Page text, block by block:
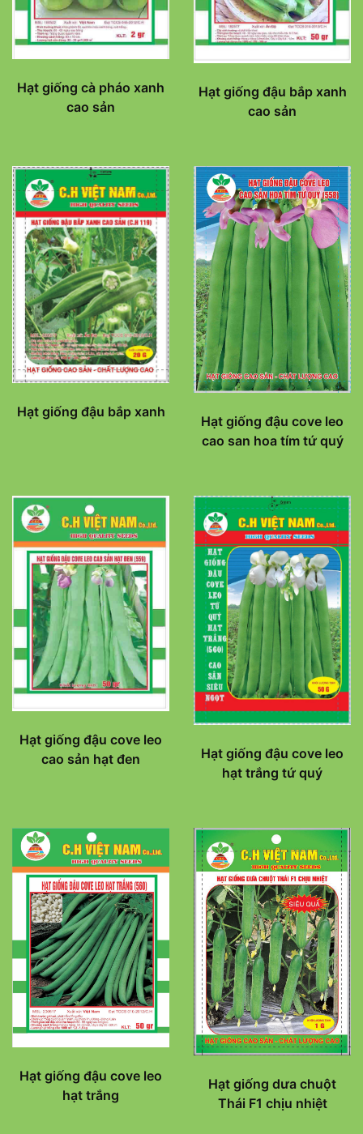
Hạt giống cà pháo xanh
cao sản
Hạt giống đậu bắp xanh
cao sản
Hạt giống đậu bắp xanh
Hạt giống đậu cove leo
cao san hoa tím tứ quý
Hạt giống đậu cove leo
cao sản hạt đen
Hạt giống đậu cove leo
hạt trắng tứ quý
Hạt giống đậu cove leo
hạt trắng
Hạt giống dưa chuột
Thái F1 chịu nhiệt